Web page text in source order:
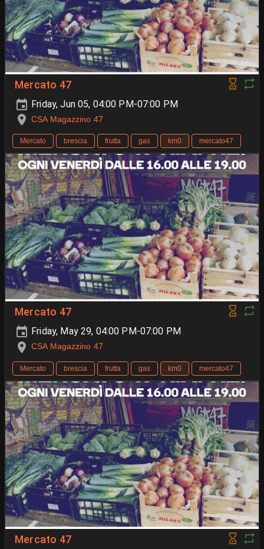
Mercato 47
Friday, Jun 05, 04:00 PM-07:00 PM
CSA Magazzino 47
Mercato brescia frutta gas km0 mercato47
Mercato 47
Friday, May 29, 04:00 PM-07:00 PM
CSA Magazzino 47
Mercato brescia frutta gas km0 mercato47
Mercato 47